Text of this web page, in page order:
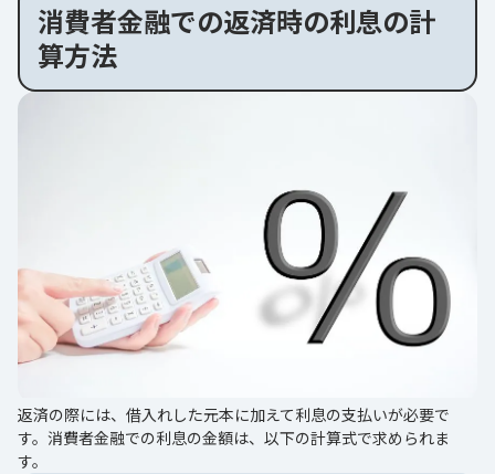
消費者金融での返済時の利息の計
算方法
返済の際には、借入れした元本に加えて利息の支払いが必要で
す。消費者金融での利息の金額は、以下の計算式で求められま
す。